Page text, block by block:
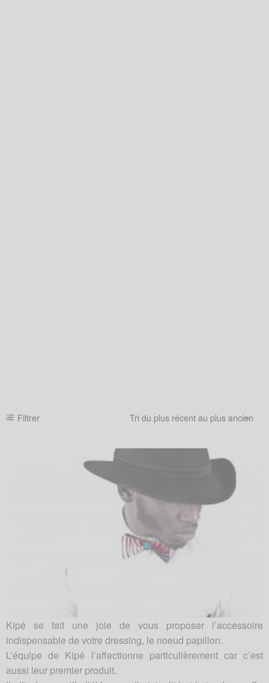
Filtrer
Kipé se fait une joie de vous proposer l’accessoire
indispensable de votre dressing, le noeud papillon.
L’équipe de Kipé l’affectionne particulièrement car c’est
aussi leur premier produit.